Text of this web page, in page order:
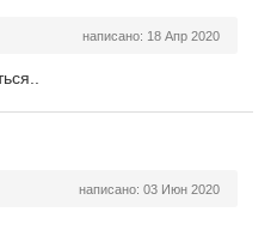
написано: 18 Апр 2020
написано: 03 Июн 2020